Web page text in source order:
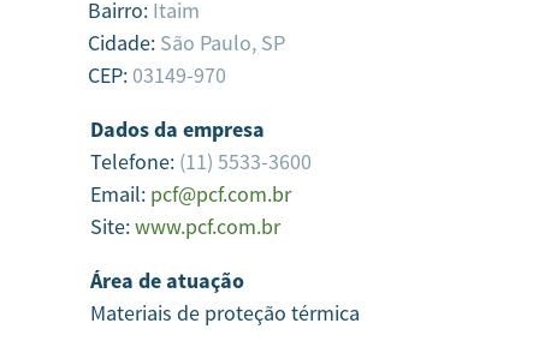
Bairro: Itaim
Cidade: São Paulo, SP
CEP: 03149-970
Dados da empresa
Telefone: (11) 5533-3600
Email: pcf@pcf.com.br
Site:www.pcf.com.br
Área de atuação
Materiais de proteção térmica